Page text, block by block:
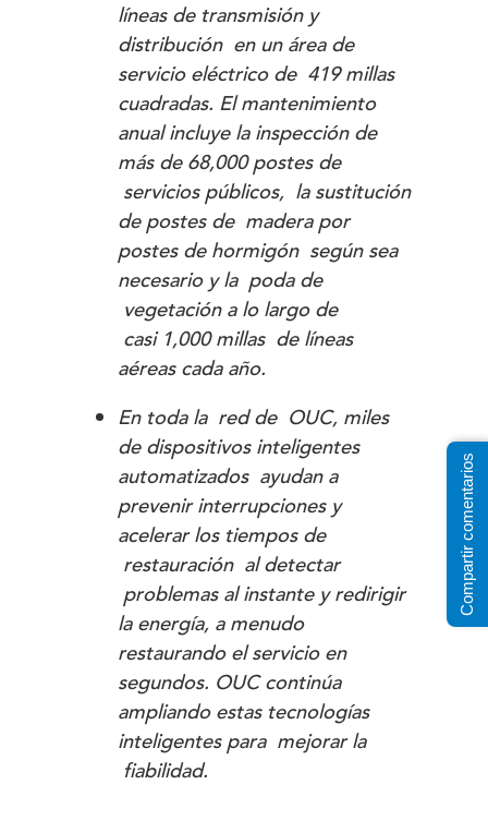
líneas de transmisión y
distribución en un área de
servicio eléctrico de 419 millas
cuadradas. El mantenimiento
anual incluye la inspección de
más de 68,000 postes de
servicios públicos, la sustitución
de postes de madera por
postes de hormigón según sea
necesario y la poda de
vegetación a lo largo de
casi 1,000 millas de líneas
aéreas cada año.
En toda la red de OUC, miles
de dispositivos inteligentes
automatizados ayudan a
prevenir interrupciones y
acelerar los tiempos de
restauración al detectar
problemas al instante y redirigir
la energía, a menudo
restaurando el servicio en
segundos. OUC continúa
ampliando estas tecnologías
inteligentes para mejorar la
fiabilidad.
Compartir comentarios